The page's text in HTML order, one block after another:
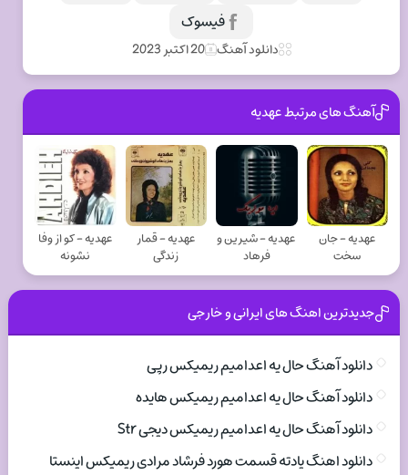
فیسوک
دانلود آهنگ 20 اکتبر 2023
آهنگ های مرتبط عهدیه
عهدیه - جان
سخت
عهدیه - شیرین و
فرهاد
عهدیه - قمار
زندگی
عهدیه - کو از وفا
نشونه
جدیدترین اهنگ های ایرانی و خارجی
دانلود آهنگ حال یه اعدامیم ریمیکس رپی
دانلود آهنگ حال یه اعدامیم ریمیکس هایده
دانلود آهنگ حال یه اعدامیم ریمیکس دیجی Str
دانلود اهنگ یادته قسمت هورد فرشاد مرادی ریمیکس اینستا